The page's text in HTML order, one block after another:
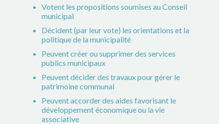
Votent les propositions soumises au Conseil
municipal
Décident (par leur vote) les orientations et la
politique de la municipalité
Peuvent créer ou supprimer des services
publics municipaux
Peuvent décider des travaux pour gérer le
patrimoine communal
Peuvent accorder des aides favorisant le
développement économique ou la vie
associative